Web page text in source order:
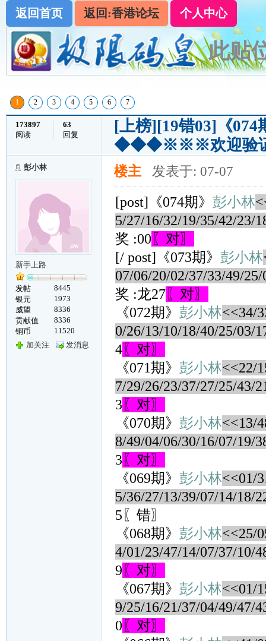
返回首页 返回:香港论坛 个人中心
此贴
1 2 3 4 5 6 7
173897
阅读
63
回复
[上榜][19错03]《
◆◆◆※※※欢迎验
彭小林
新手上路
发帖
8445
银元
1973
威望
8336
贡献值
8336
铜币
11520
加关注
发消息
楼主 发表于: 07-07
[post]《074期》 彭小林
5/27/16/32/19/35/42/23/
奖 :00 〖对〗
[/ post]《073期》 彭小林
07/06/20/02/37/33/49/
奖 :龙27〖对〗
《072期》 彭小林<<34/
0/26/13/10/18/40/25/03/
4〖对〗
《071期》 彭小林<<22/
7/29/26/23/37/27/25/43/
3 〖对〗
《070期》 彭小林<<13/
8/49/04/06/30/16/07/19/
3 〖对〗
《069期》 彭小林<<01/
5/36/27/13/39/07/14/18/
5〖错〗
《068期》 彭小林<<25/
4/01/23/47/14/07/37/10/
9 〖对〗
《067期》 彭小林<<01/
9/25/16/21/37/04/49/47/
0 〖对〗